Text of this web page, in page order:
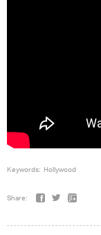
Keywords: Hollywood
Share: